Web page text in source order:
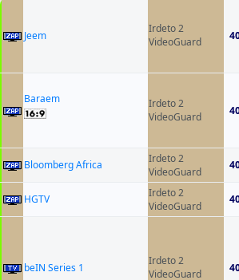
Jeem
Irdeto 2
VideoGuard
Baraem
Irdeto 2
VideoGuard
Bloomberg Africa
Irdeto 2
VideoGuard
HGTV
Irdeto 2
VideoGuard
beIN Series 1
Irdeto 2
VideoGuard